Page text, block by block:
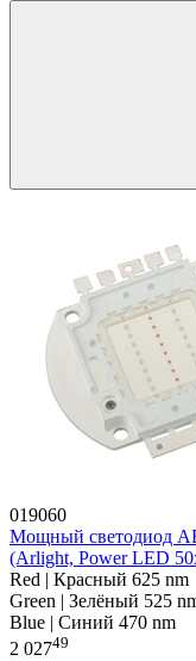
019060
Мощный светодиод
(Arlight, Power LED
Red | Красный 625 nm
Green | Зелёный 525
Blue | Синий 470 nm
2 02749